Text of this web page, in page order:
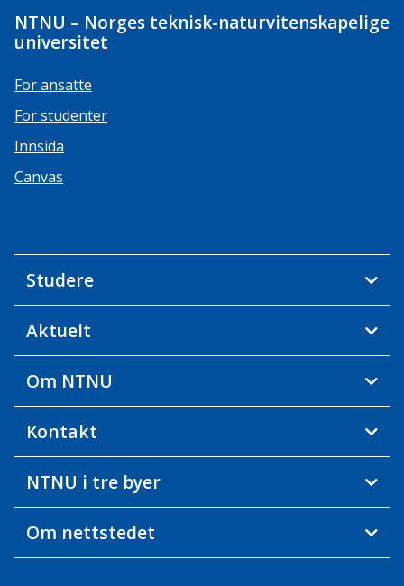
NTNU – Norges teknisk-naturvitenskapelige
universitet
For ansatte
For studenter
Innsida
Canvas
Studere
Aktuelt
Om NTNU
Kontakt
NTNU i tre byer
Om nettstedet